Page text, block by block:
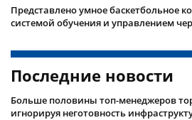
Представлено умное баскетбольное
системой обучения и управлением
Последние новости
Больше половины топ-менеджеров
игнорируя неготовность